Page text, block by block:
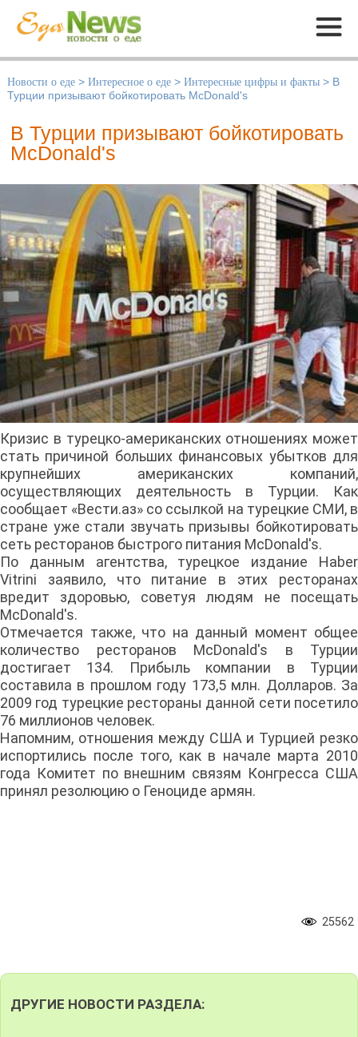
Меню
Новости о еде > Интересное о еде > Интересные цифры и факты > В
Турции призывают бойкотировать McDonald's
В Турции призывают бойкотировать
McDonald's
Кризис в турецко-американских отношениях может
стать причиной больших финансовых убытков для
крупнейших американских компаний,
осуществляющих деятельность в Турции. Как
сообщает «Вести.аз» со ссылкой на турецкие СМИ, в
стране уже стали звучать призывы бойкотировать
сеть ресторанов быстрого питания McDonald's.
По данным агентства, турецкое издание Haber
Vitrini заявило, что питание в этих ресторанах
вредит здоровью, советуя людям не посещать
McDonald's.
Отмечается также, что на данный момент общее
количество ресторанов McDonald's в Турции
достигает 134. Прибыль компании в Турции
составила в прошлом году 173,5 млн. Долларов. За
2009 год турецкие рестораны данной сети посетило
76 миллионов человек.
Напомним, отношения между США и Турцией резко
испортились после того, как в начале марта 2010
года Комитет по внешним связям Конгресса США
принял резолюцию о Геноциде армян.
25562
ДРУГИЕ НОВОСТИ РАЗДЕЛА: